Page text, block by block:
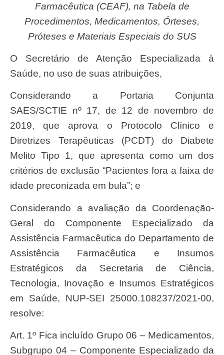
Farmacêutica (CEAF), na Tabela de
Procedimentos, Medicamentos, Órteses,
Próteses e Materiais Especiais do SUS
O Secretário de Atenção Especializada à
Saúde, no uso de suas atribuições,
Considerando a Portaria Conjunta
SAES/SCTIE nº 17, de 12 de novembro de
2019, que aprova o Protocolo Clínico e
Diretrizes Terapêuticas (PCDT) do Diabete
Melito Tipo 1, que apresenta como um dos
critérios de exclusão “Pacientes fora a faixa de
idade preconizada em bula”; e
Considerando a avaliação da Coordenação-
Geral do Componente Especializado da
Assistência Farmacêutica do Departamento de
Assistência Farmacêutica e Insumos
Estratégicos da Secretaria de Ciência,
Tecnologia, Inovação e Insumos Estratégicos
em Saúde, NUP-SEI 25000.108237/2021-00,
resolve:
Art. 1º Fica incluído Grupo 06 – Medicamentos,
Subgrupo 04 – Componente Especializado da